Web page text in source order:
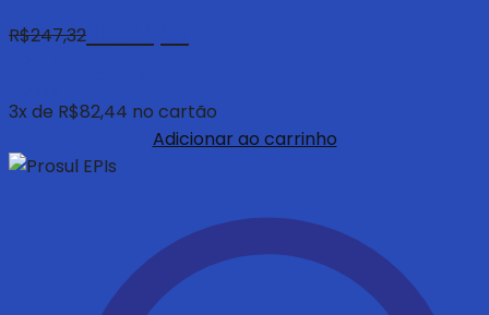
3x de R$82,44 no cartão
R$247,32
Adicionar ao carrinho